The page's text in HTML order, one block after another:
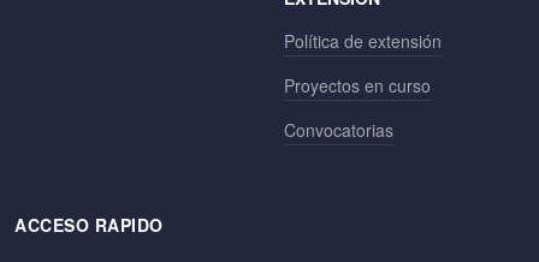
Política de extensión
Proyectos en curso
Convocatorias
ACCESO RAPIDO